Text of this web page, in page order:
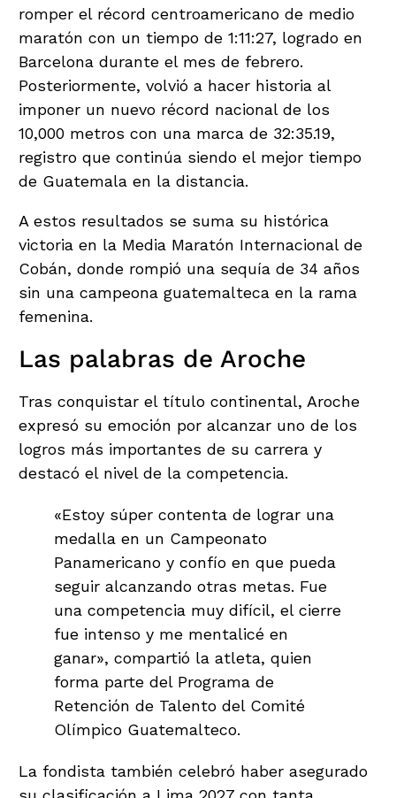
romper el récord centroamericano de medio
maratón con un tiempo de 1:11:27, logrado en
Barcelona durante el mes de febrero.
Posteriormente, volvió a hacer historia al
imponer un nuevo récord nacional de los
10,000 metros con una marca de 32:35.19,
registro que continúa siendo el mejor tiempo
de Guatemala en la distancia.
A estos resultados se suma su histórica
victoria en la Media Maratón Internacional de
Cobán, donde rompió una sequía de 34 años
sin una campeona guatemalteca en la rama
femenina.
Las palabras de Aroche
Tras conquistar el título continental, Aroche
expresó su emoción por alcanzar uno de los
logros más importantes de su carrera y
destacó el nivel de la competencia.
«Estoy súper contenta de lograr una
medalla en un Campeonato
Panamericano y confío en que pueda
seguir alcanzando otras metas. Fue
una competencia muy difícil, el cierre
fue intenso y me mentalicé en
ganar», compartió la atleta, quien
forma parte del Programa de
Retención de Talento del Comité
Olímpico Guatemalteco.
La fondista también celebró haber asegurado